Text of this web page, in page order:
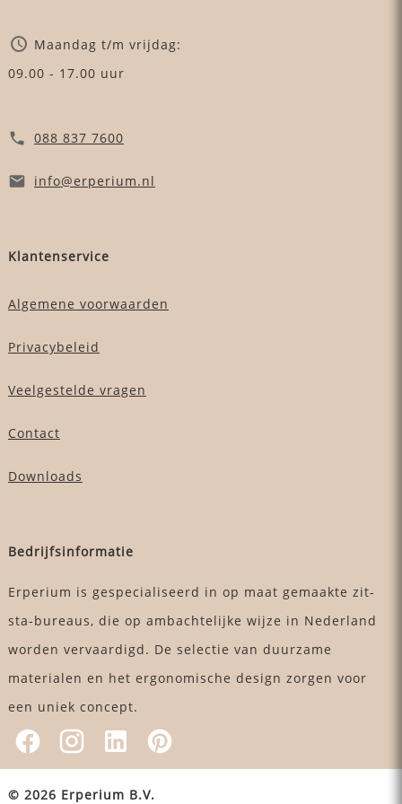
Maandag t/m vrijdag:
09.00 - 17.00 uur
088 837 7600
info@erperium.nl
Klantenservice
Algemene voorwaarden
Privacybeleid
Veelgestelde vragen
Contact
Downloads
Bedrijfsinformatie
Erperium is gespecialiseerd in op maat gemaakte zit-
sta-bureaus, die op ambachtelijke wijze in Nederland
worden vervaardigd. De selectie van duurzame
materialen en het ergonomische design zorgen voor
een uniek concept.
© 2026 Erperium B.V.